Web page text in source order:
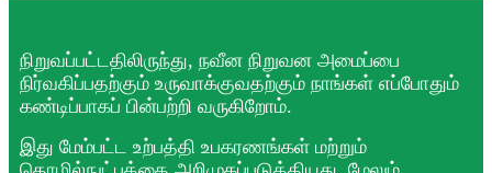
நிறுவப்பட்டதிலிருந்து, நவீன நிறுவன அமைப்பை
நிர்வகிப்பதற்கும் உருவாக்குவதற்கும் நாங்கள் எப்போதும்
கண்டிப்பாகப் பின்பற்றி வருகிறோம்.
இது மேம்பட்ட உற்பத்தி உபகரணங்கள் மற்றும்